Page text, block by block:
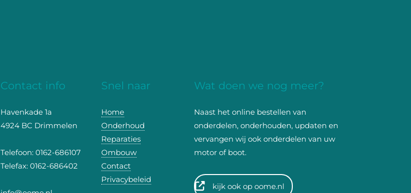
Contact info
Havenkade 1a
4924 BC Drimmelen
Telefoon: 0162-686107
Telefax: 0162-686402
Snel naar
Home
Onderhoud
Reparaties
Ombouw
Contact
Privacybeleid
Wat doen we nog meer?
Naast het online bestellen van
onderdelen, onderhouden, updaten en
vervangen wij ook onderdelen van uw
motor of boot.
kijk ook op oome.nl